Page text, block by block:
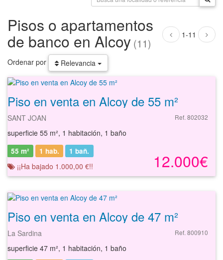
1-11
Pisos o apartamentos
de banco en Alcoy (11)
Ordenar por Relevancia
Piso en venta en Alcoy de 55 m²
SANT JOAN Ref. 802032
superficie 55 m², 1 habitación, 1 baño
12.000€
55 m² 1 hab. 1 bañ.
¡¡Ha bajado 1.000,00 €!!
Piso en venta en Alcoy de 47 m²
La Sardina Ref. 800910
superficie 47 m², 1 habitación, 1 baño